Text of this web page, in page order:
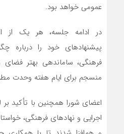
عمومی خواهد بود.
در ادامه جلسه، هر یک از
پیشنهادهای خود را درباره
فرهنگی، ساماندهی بهتر فضای
منسجم برای ایام هفته وحدت
اعضای شورا همچنین با تأکید
اجرایی و نهادهای فرهنگی،